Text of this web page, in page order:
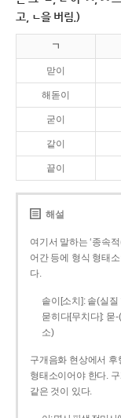
고, ㄴ을 버림.)
ㄱ
맏이
해돋이
굳이
같이
끝이
해설
여기서 말하는 ‘종속
어간 등에 형식 형태
다.
솥이[소치]: 솥(실
묻히다[무치다]: 묻­
소)
구개음화 현상에서
형태소이어야 한다.
같은 것이 있다.